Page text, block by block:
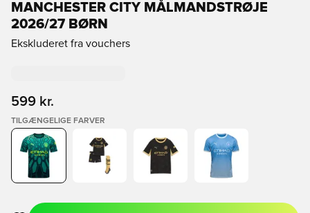
MANCHESTER CITY MÅLMANDSTRØJE
2026/27 BØRN
Ekskluderet fra vouchers
599 kr.
TILGÆNGELIGE FARVER